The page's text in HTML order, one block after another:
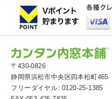
〒430-0826
静岡県浜松市中央区四本松町465
フリーダイヤル:0120-25-1385